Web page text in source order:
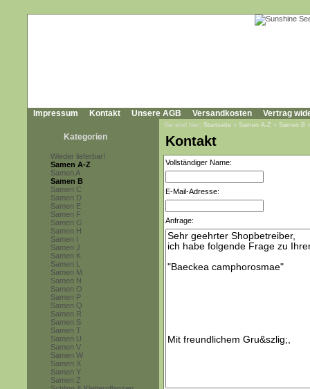
Impressum Kontakt Unsere AGB Versandkosten Vertrag
Kategorien
Wieder lieferbar!
Samen A-Z
Samen A
Samen B
Samen C
Samen D
Samen E
Samen F
Samen G
Samen H
Samen I
Samen J
Samen K
Samen L
Samen M
Samen N
Samen O
Samen P
Samen Q
Samen R
Samen S
Samen T
Samen U
Samen V
Samen W
Samen X
Samen Y
Samen Z
Sie sind hier: Startseite » Samen A-Z » Samen B
Kontakt
Vollständiger Name:
E-Mail-Adresse:
Anfrage: